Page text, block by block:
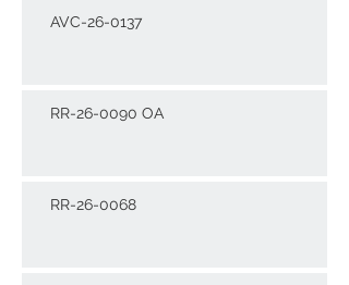
AVC-26-0137
RR-26-0090 OA
RR-26-0068